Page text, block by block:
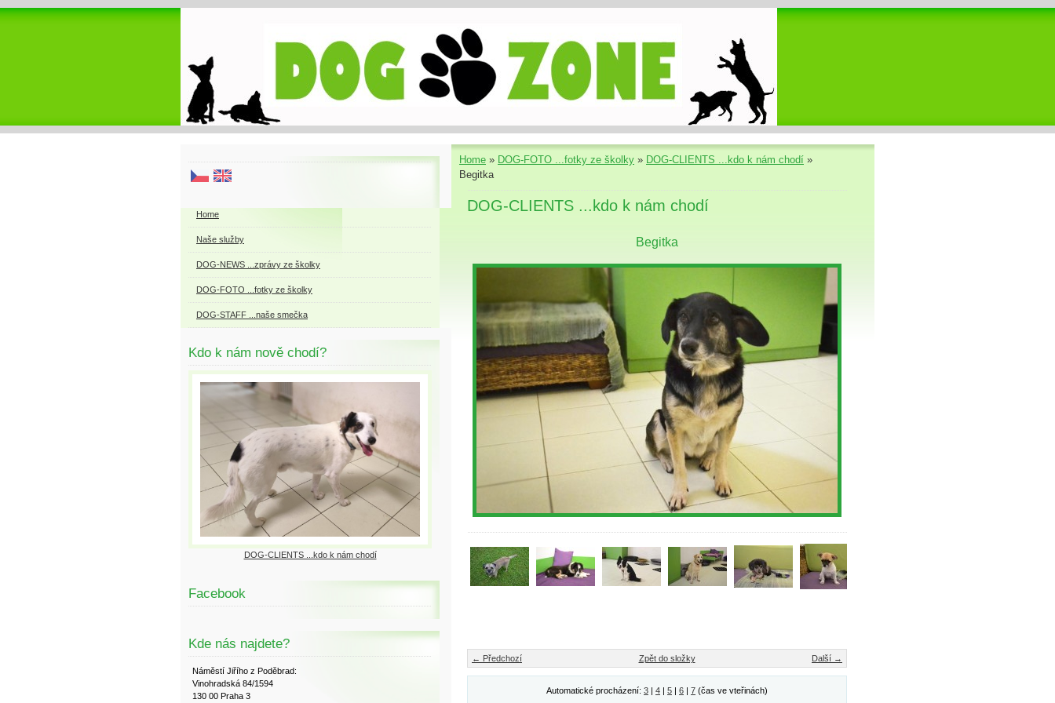
Home » DOG-FOTO ...fotky ze školky » DOG-CLIENTS ...kdo k nám chodí »
Begitka
DOG-CLIENTS ...kdo k nám chodí
Begitka
← Předchozí Další →
Zpět do složky
Automatické procházení: 3 | 4 | 5 | 6 | 7 (čas ve vteřinách)
Home
Naše služby
DOG-NEWS ...zprávy ze školky
DOG-FOTO ...fotky ze školky
DOG-STAFF ...naše smečka
Kdo k nám nově chodí?
DOG-CLIENTS ...kdo k nám chodí
Facebook
Kde nás najdete?
Náměstí Jiřího z Poděbrad:
Vinohradská 84/1594
130 00 Praha 3